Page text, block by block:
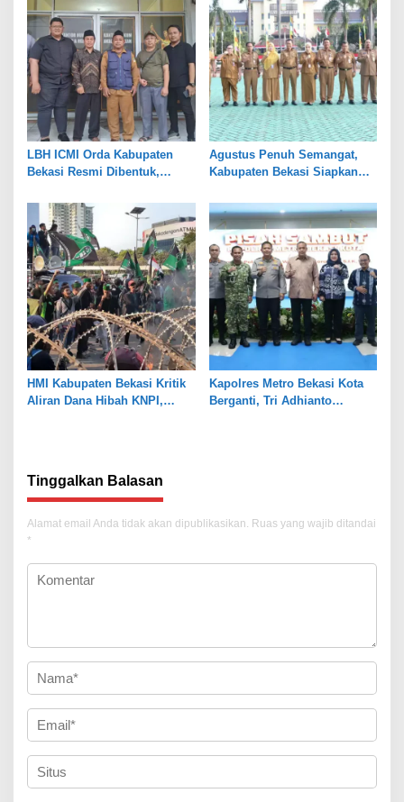
LBH ICMI Orda Kabupaten
Bekasi Resmi Dibentuk,
Pendampingan Hukum
Agustus Penuh Semangat,
Kabupaten Bekasi Siapkan
Hari Besar
HMI Kabupaten Bekasi Kritik
Aliran Dana Hibah KNPI,
Kapolres Metro Bekasi Kota
Berganti, Tri Adhianto
Tinggalkan Balasan
Alamat email Anda tidak akan dipublikasikan. Ruas yang wajib ditandai
*